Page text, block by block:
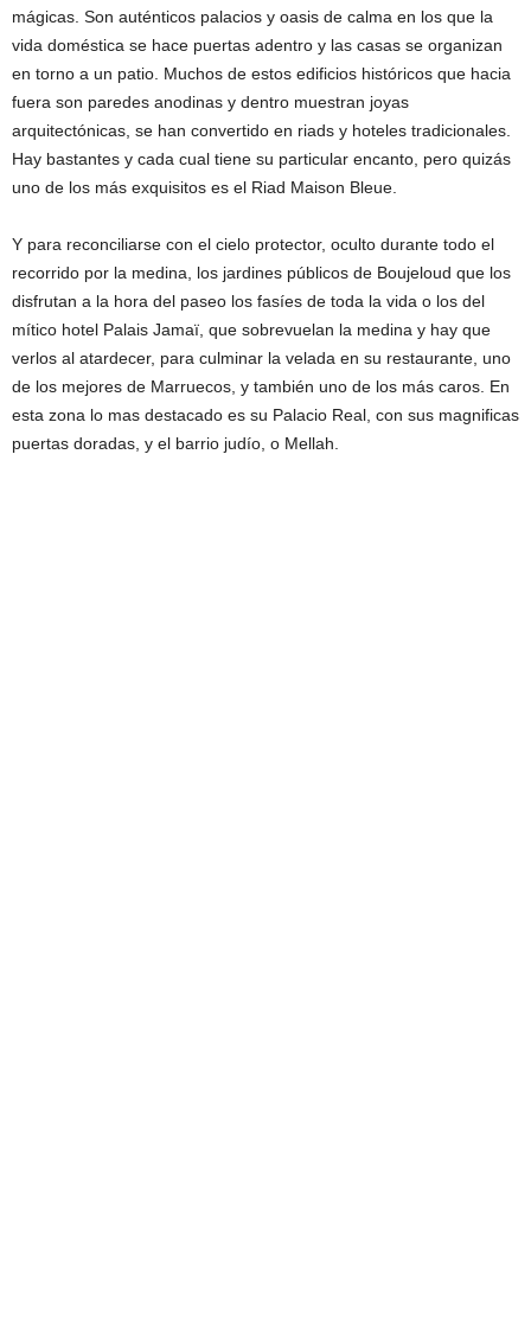
mágicas. Son auténticos palacios y oasis de calma en los que la
vida doméstica se hace puertas adentro y las casas se organizan
en torno a un patio. Muchos de estos edificios históricos que hacia
fuera son paredes anodinas y dentro muestran joyas
arquitectónicas, se han convertido en riads y hoteles tradicionales.
Hay bastantes y cada cual tiene su particular encanto, pero quizás
uno de los más exquisitos es el Riad Maison Bleue.
Y para reconciliarse con el cielo protector, oculto durante todo el
recorrido por la medina, los jardines públicos de Boujeloud que los
disfrutan a la hora del paseo los fasíes de toda la vida o los del
mítico hotel Palais Jamaï, que sobrevuelan la medina y hay que
verlos al atardecer, para culminar la velada en su restaurante, uno
de los mejores de Marruecos, y también uno de los más caros. En
esta zona lo mas destacado es su Palacio Real, con sus magnificas
puertas doradas, y el barrio judío, o Mellah.